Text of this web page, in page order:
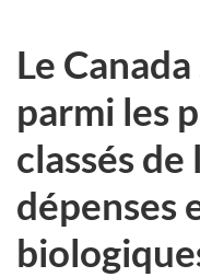
Le
parmi les
classés
dépenses